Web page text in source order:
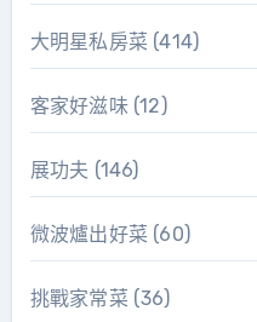
大明星私房菜 (414)
客家好滋味(12)
展功夫 (146)
微波爐出好菜 (60)
挑戰家常菜 (36)